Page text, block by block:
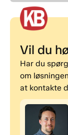
Vil du
Har du
om
at kontakte